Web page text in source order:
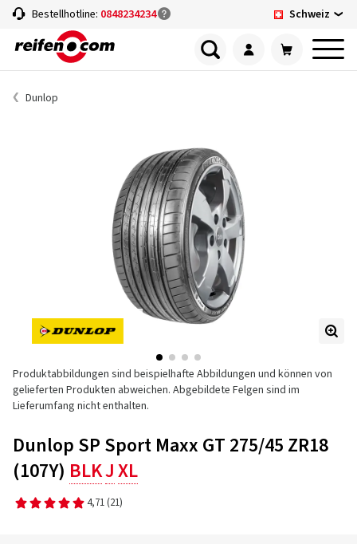
Bestellhotline: 0848234234 Schweiz
Dunlop
Produktabbildungen sind beispielhafte Abbildungen und können von
gelieferten Produkten abweichen. Abgebildete Felgen sind im
Lieferumfang nicht enthalten.
Dunlop SP Sport Maxx GT 275/45 ZR18
(107Y) BLKJXL
4,71 (21)